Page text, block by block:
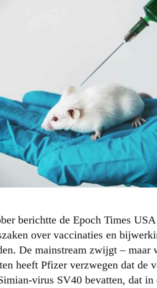
berichtte de Epoch Times
over vaccinaties en
De mainstream zwijgt – maar
heeft Pfizer verzwegen dat de
virus SV40 bevatten, dat in